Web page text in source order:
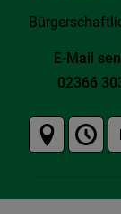
E-Mail
02366